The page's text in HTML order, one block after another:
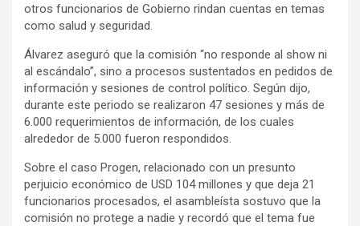
otros funcionarios de Gobierno rindan cuentas en temas
como salud y seguridad.
Álvarez aseguró que la comisión “no responde al show ni
al escándalo”, sino a procesos sustentados en pedidos de
información y sesiones de control político. Según dijo,
durante este periodo se realizaron 47 sesiones y más de
6.000 requerimientos de información, de los cuales
alrededor de 5.000 fueron respondidos.
Sobre el caso Progen, relacionado con un presunto
perjuicio económico de USD 104 millones y que deja 21
funcionarios procesados, el asambleísta sostuvo que la
comisión no protege a nadie y recordó que el tema fue